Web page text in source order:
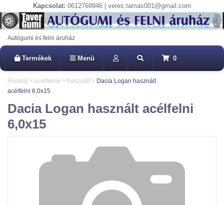
Kapcsolat: 0612769946 | veres.tamas001@gmail.com
Autógumi és felni áruház
Termékek Menü 0
Főoldal > acélfelnik > használt > Dacia Logan használt
acélfelni 6,0x15
Dacia Logan használt acélfelni
6,0x15